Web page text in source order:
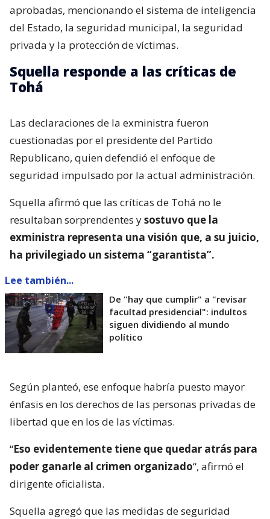
aprobadas, mencionando el sistema de inteligencia
del Estado, la seguridad municipal, la seguridad
privada y la protección de víctimas.
Squella responde a las críticas de
Tohá
Las declaraciones de la exministra fueron
cuestionadas por el presidente del Partido
Republicano, quien defendió el enfoque de
seguridad impulsado por la actual administración.
Squella afirmó que las críticas de Tohá no le
resultaban sorprendentes ysostuvo que la
exministra representa una visión que, a su juicio,
ha privilegiado un sistema “garantista”.
Lee también...
De "hay que cumplir" a "revisar
facultad presidencial": indultos
siguen dividiendo al mundo
político
Según planteó, ese enfoque habría puesto mayor
énfasis en los derechos de las personas privadas de
libertad que en los de las víctimas.
“Eso evidentemente tiene que quedar atrás para
poder ganarle al crimen organizado“, afirmó el
dirigente oficialista.
Squella agregó que las medidas de seguridad